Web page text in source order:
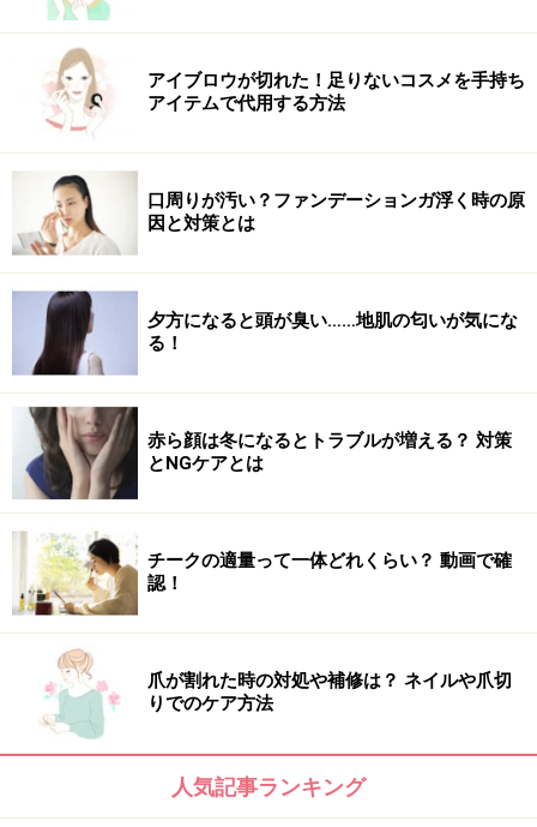
アイブロウが切れた！足りないコスメを手持ち
アイテムで代用する方法
口周りが汚い？ファンデーションガ浮く時の原
因と対策とは
夕方になると頭が臭い……地肌の匂いが気にな
る！
赤ら顔は冬になるとトラブルが増える？ 対策
とNGケアとは
チークの適量って一体どれくらい？ 動画で確
認！
爪が割れた時の対処や補修は？ ネイルや爪切
りでのケア方法
人気記事ランキング